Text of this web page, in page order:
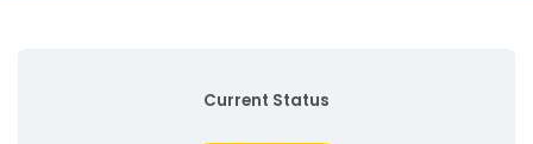
Current Status